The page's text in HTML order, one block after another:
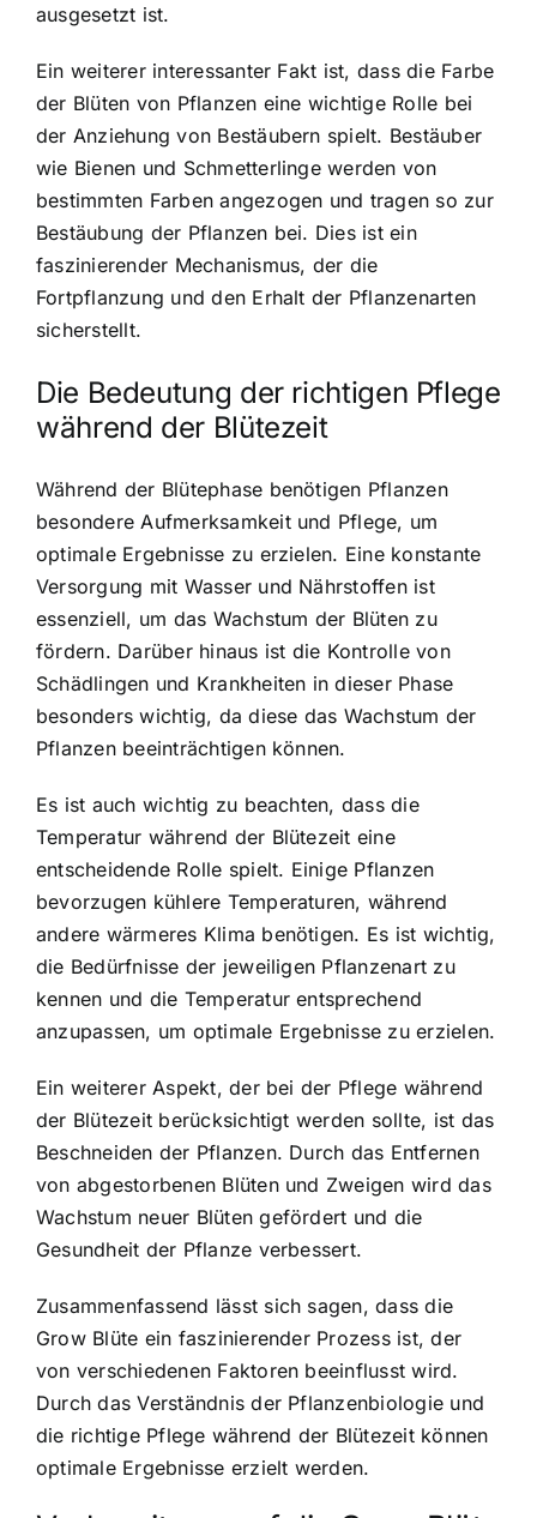
ausgesetzt ist.
Ein weiterer interessanter Fakt ist, dass die Farbe
der Blüten von Pflanzen eine wichtige Rolle bei
der Anziehung von Bestäubern spielt. Bestäuber
wie Bienen und Schmetterlinge werden von
bestimmten Farben angezogen und tragen so zur
Bestäubung der Pflanzen bei. Dies ist ein
faszinierender Mechanismus, der die
Fortpflanzung und den Erhalt der Pflanzenarten
sicherstellt.
Die Bedeutung der richtigen Pflege
während der Blütezeit
Während der Blütephase benötigen Pflanzen
besondere Aufmerksamkeit und Pflege, um
optimale Ergebnisse zu erzielen. Eine konstante
Versorgung mit Wasser und Nährstoffen ist
essenziell, um das Wachstum der Blüten zu
fördern. Darüber hinaus ist die Kontrolle von
Schädlingen und Krankheiten in dieser Phase
besonders wichtig, da diese das Wachstum der
Pflanzen beeinträchtigen können.
Es ist auch wichtig zu beachten, dass die
Temperatur während der Blütezeit eine
entscheidende Rolle spielt. Einige Pflanzen
bevorzugen kühlere Temperaturen, während
andere wärmeres Klima benötigen. Es ist wichtig,
die Bedürfnisse der jeweiligen Pflanzenart zu
kennen und die Temperatur entsprechend
anzupassen, um optimale Ergebnisse zu erzielen.
Ein weiterer Aspekt, der bei der Pflege während
der Blütezeit berücksichtigt werden sollte, ist das
Beschneiden der Pflanzen. Durch das Entfernen
von abgestorbenen Blüten und Zweigen wird das
Wachstum neuer Blüten gefördert und die
Gesundheit der Pflanze verbessert.
Zusammenfassend lässt sich sagen, dass die
Grow Blüte ein faszinierender Prozess ist, der
von verschiedenen Faktoren beeinflusst wird.
Durch das Verständnis der Pflanzenbiologie und
die richtige Pflege während der Blütezeit können
optimale Ergebnisse erzielt werden.